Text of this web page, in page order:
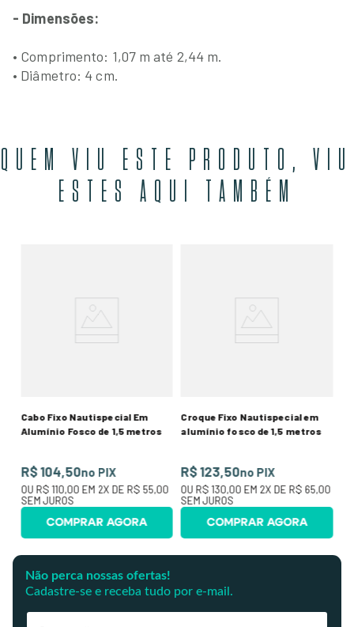
- Dimensões:
• Comprimento: 1,07 m até 2,44 m.
• Diâmetro: 4 cm.
QUEM VIU ESTE PRODUTO, VIU
ESTES AQUI TAMBÉM
Cabo Fixo Nautispecial Em
Alumínio Fosco de 1,5 metros
R$ 104,50no PIX
OU R$ 110,00 EM 2X DE R$ 55,00
SEM JUROS
COMPRAR AGORA
Croque Fixo Nautispecial em
alumínio fosco de 1,5 metros
R$ 123,50no PIX
OU R$ 130,00 EM 2X DE R$ 65,00
SEM JUROS
COMPRAR AGORA
Não perca nossas ofertas!
Cadastre-se e receba tudo por e-mail.